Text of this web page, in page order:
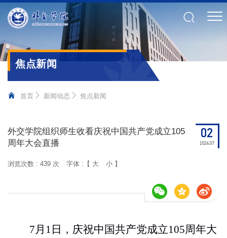
焦点新闻
首页 新闻动态 焦点新闻
外交学院组织师生收看庆祝中国共产党成立105
周年大会直播
浏览次数 : 439 次 字体 :【 大 小 】
02
2026.07
7月1日，庆祝中国共产党成立105周年大